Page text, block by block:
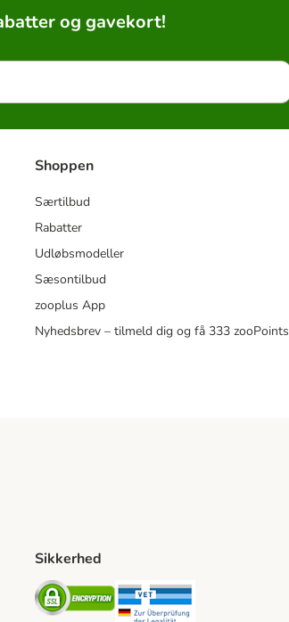
og gavekort!
Shoppen
Særtilbud
Rabatter
Udløbsmodeller
Sæsontilbud
zooplus App
Nyhedsbrev – tilmeld dig og få 333 zooPoints
Sikkerhed
Security